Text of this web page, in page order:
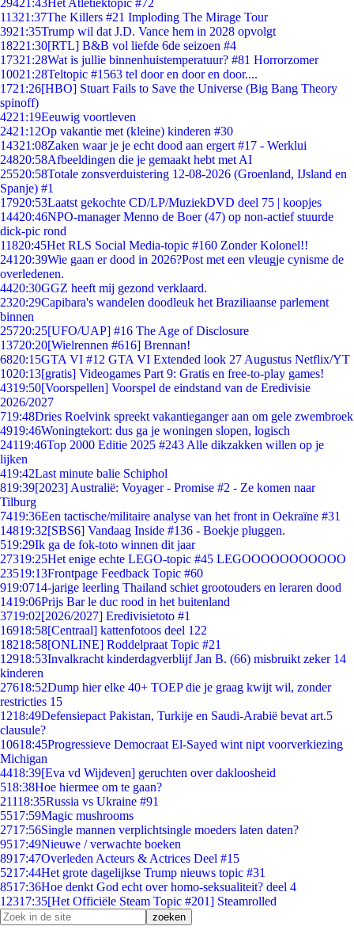
29421:43Het Atletiektopic #72
11321:37The Killers #21 Imploding The Mirage Tour
3921:35Trump wil dat J.D. Vance hem in 2028 opvolgt
18221:30[RTL] B&B vol liefde 6de seizoen #4
17321:28Wat is jullie binnenhuistemperatuur? #81 Horrorzomer
10021:28Teltopic #1563 tel door en door en door....
1721:26[HBO] Stuart Fails to Save the Universe (Big Bang Theory
spinoff)
4221:19Eeuwig voortleven
2421:12Op vakantie met (kleine) kinderen #30
14321:08Zaken waar je je echt dood aan ergert #17 - Werklui
24820:58Afbeeldingen die je gemaakt hebt met AI
25520:58Totale zonsverduistering 12-08-2026 (Groenland, IJsland en
Spanje) #1
17920:53Laatst gekochte CD/LP/MuziekDVD deel 75 | koopjes
14420:46NPO-manager Menno de Boer (47) op non-actief stuurde
dick-pic rond
11820:45Het RLS Social Media-topic #160 Zonder Kolonel!!
241 20:39Wie gaan er dood in 2026?Post met een vleugje cynisme de
overledenen.
4420:30GGZ heeft mij gezond verklaard.
2320:29Capibara's wandelen doodleuk het Braziliaanse parlement
binnen
25720:25[UFO/UAP] #16 The Age of Disclosure
13720:20[Wielrennen #616] Brennan!
6820:15GTA VI #12 GTA VI Extended look 27 Augustus Netflix/YT
1020:13[gratis] Videogames Part 9: Gratis en free-to-play games!
4319:50[Voorspellen] Voorspel de eindstand van de Eredivisie
2026/2027
719:48Dries Roelvink spreekt vakantieganger aan om gele zwembroek
4919:46Woningtekort: dus ga je woningen slopen, logisch
24119:46Top 2000 Editie 2025 #243 Alle dikzakken willen op je
lijken
419:42Last minute balie Schiphol
819:39[2023] Australië: Voyager - Promise #2 - Ze komen naar
Tilburg
7419:36Een tactische/militaire analyse van het front in Oekraïne #31
14819:32[SBS6] Vandaag Inside #136 - Boekje pluggen.
519:29Ik ga de fok-toto winnen dit jaar
27319:25Het enige echte LEGO-topic #45 LEGOOOOOOOOOOO
23519:13Frontpage Feedback Topic #60
919:0714-jarige leerling Thailand schiet grootouders en leraren dood
1419:06Prijs Bar le duc rood in het buitenland
3719:02[2026/2027] Eredivisietoto #1
16918:58[Centraal] kattenfotoos deel 122
18218:58[ONLINE] Roddelpraat Topic #21
12918:53Invalkracht kinderdagverblijf Jan B. (66) misbruikt zeker 14
kinderen
27618:52Dump hier elke 40+ TOEP die je graag kwijt wil, zonder
restricties 15
1218:49Defensiepact Pakistan, Turkije en Saudi-Arabië bevat art.5
clausule?
10618:45Progressieve Democraat El-Sayed wint nipt voorverkiezing
Michigan
4418:39[Eva vd Wijdeven] geruchten over dakloosheid
518:38Hoe hiermee om te gaan?
21118:35Russia vs Ukraine #91
5517:59Magic mushrooms
2717:56Single mannen verplichtsingle moeders laten daten?
9517:49Nieuwe / verwachte boeken
8917:47Overleden Acteurs & Actrices Deel #15
5217:44Het grote dagelijkse Trump nieuws topic #31
8517:36Hoe denkt God echt over homo-seksualiteit? deel 4
12317:35[Het Officiële Steam Topic #201] Steamrolled